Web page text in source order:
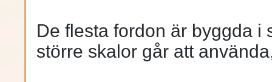
De flesta fordon är byggda i
större skalor går att